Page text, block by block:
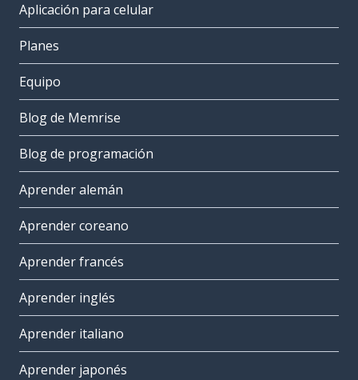
Aplicación para celular
Planes
Equipo
Blog de Memrise
Blog de programación
Aprender alemán
Aprender coreano
Aprender francés
Aprender inglés
Aprender italiano
Aprender japonés